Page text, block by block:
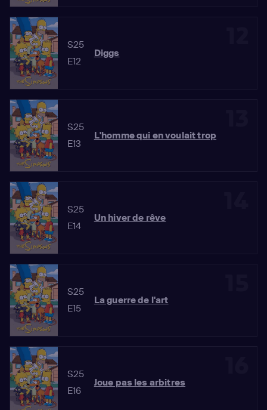
S25
E12
Diggs
S25
E13
L'homme qui en voulait trop
S25
E14
Un hiver de rêve
S25
E15
La guerre de l'art
S25
E16
Joue pas les arbitres